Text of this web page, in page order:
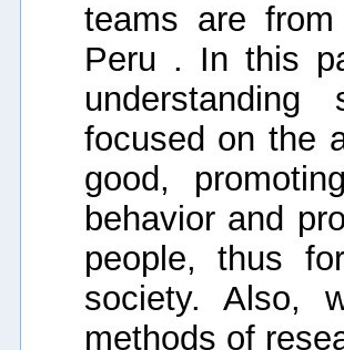
teams are
Peru . In this
focused on the
good,
behavior and
people, thus
society. Also,
methods of